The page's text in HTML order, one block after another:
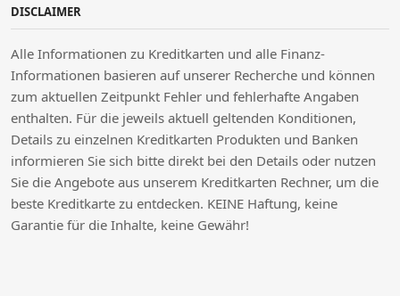
DISCLAIMER
Alle Informationen zu Kreditkarten und alle Finanz-
Informationen basieren auf unserer Recherche und können
zum aktuellen Zeitpunkt Fehler und fehlerhafte Angaben
enthalten. Für die jeweils aktuell geltenden Konditionen,
Details zu einzelnen Kreditkarten Produkten und Banken
informieren Sie sich bitte direkt bei den Details oder nutzen
Sie die Angebote aus unserem Kreditkarten Rechner, um die
beste Kreditkarte zu entdecken. KEINE Haftung, keine
Garantie für die Inhalte, keine Gewähr!